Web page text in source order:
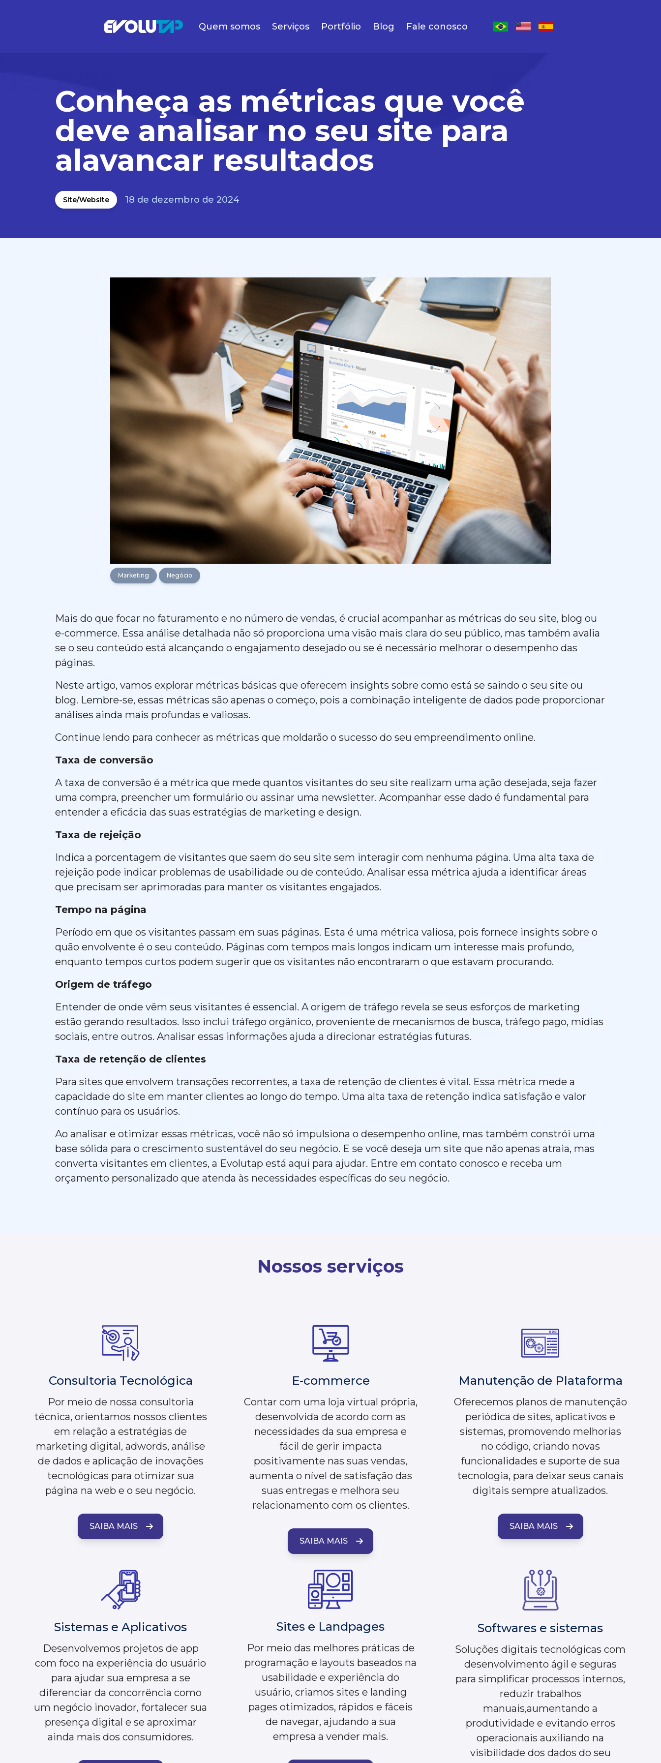
Quem somos Serviços Portfólio Blog Fale conosco
Conheça as métricas que você
deve analisar no seu site para
alavancar resultados
Site/Website 18 de dezembro de 2024
Marketing Negócio
Mais do que focar no faturamento e no número de vendas, é crucial acompanhar as métricas do seu site, blog ou
e-commerce. Essa análise detalhada não só proporciona uma visão mais clara do seu público, mas também avalia
se o seu conteúdo está alcançando o engajamento desejado ou se é necessário melhorar o desempenho das
páginas.
Neste artigo, vamos explorar métricas básicas que oferecem insights sobre como está se saindo o seu site ou
blog. Lembre-se, essas métricas são apenas o começo, pois a combinação inteligente de dados pode proporcionar
análises ainda mais profundas e valiosas.
Continue lendo para conhecer as métricas que moldarão o sucesso do seu empreendimento online.
Taxa de conversão
A taxa de conversão é a métrica que mede quantos visitantes do seu site realizam uma ação desejada, seja fazer
uma compra, preencher um formulário ou assinar uma newsletter. Acompanhar esse dado é fundamental para
entender a eficácia das suas estratégias de marketing e design.
Taxa de rejeição
Indica a porcentagem de visitantes que saem do seu site sem interagir com nenhuma página. Uma alta taxa de
rejeição pode indicar problemas de usabilidade ou de conteúdo. Analisar essa métrica ajuda a identificar áreas
que precisam ser aprimoradas para manter os visitantes engajados.
Tempo na página
Período em que os visitantes passam em suas páginas. Esta é uma métrica valiosa, pois fornece insights sobre o
quão envolvente é o seu conteúdo. Páginas com tempos mais longos indicam um interesse mais profundo,
enquanto tempos curtos podem sugerir que os visitantes não encontraram o que estavam procurando.
Origem de tráfego
Entender de onde vêm seus visitantes é essencial. A origem de tráfego revela se seus esforços de marketing
estão gerando resultados. Isso inclui tráfego orgânico, proveniente de mecanismos de busca, tráfego pago, mídias
sociais, entre outros. Analisar essas informações ajuda a direcionar estratégias futuras.
Taxa de retenção de clientes
Para sites que envolvem transações recorrentes, a taxa de retenção de clientes é vital. Essa métrica mede a
capacidade do site em manter clientes ao longo do tempo. Uma alta taxa de retenção indica satisfação e valor
contínuo para os usuários.
Ao analisar e otimizar essas métricas, você não só impulsiona o desempenho online, mas também constrói uma
base sólida para o crescimento sustentável do seu negócio. E se você deseja um site que não apenas atraia, mas
converta visitantes em clientes, a Evolutap está aqui para ajudar. Entre em contato conosco e receba um
orçamento personalizado que atenda às necessidades específicas do seu negócio.
Nossos serviços
Consultoria Tecnológica
Por meio de nossa consultoria
técnica, orientamos nossos clientes
em relação a estratégias de
marketing digital, adwords, análise
de dados e aplicação de inovações
tecnológicas para otimizar sua
página na web e o seu negócio.
SAIBA MAIS
E-commerce
Contar com uma loja virtual própria,
desenvolvida de acordo com as
necessidades da sua empresa e
fácil de gerir impacta
positivamente nas suas vendas,
aumenta o nível de satisfação das
suas entregas e melhora seu
relacionamento com os clientes.
SAIBA MAIS
Manutenção de Plataforma
Oferecemos planos de manutenção
periódica de sites, aplicativos e
sistemas, promovendo melhorias
no código, criando novas
funcionalidades e suporte de sua
tecnologia, para deixar seus canais
digitais sempre atualizados.
SAIBA MAIS
Sistemas e Aplicativos
Desenvolvemos projetos de app
com foco na experiência do usuário
para ajudar sua empresa a se
diferenciar da concorrência como
um negócio inovador, fortalecer sua
presença digital e se aproximar
ainda mais dos consumidores.
Sites e Landpages
Por meio das melhores práticas de
programação e layouts baseados na
usabilidade e experiência do
usuário, criamos sites e landing
pages otimizados, rápidos e fáceis
de navegar, ajudando a sua
empresa a vender mais.
Softwares e sistemas
Soluções digitais tecnológicas com
desenvolvimento ágil e seguras
para simplificar processos internos,
reduzir trabalhos
manuais,aumentando a
produtividade e evitando erros
operacionais auxiliando na
visibilidade dos dados do seu